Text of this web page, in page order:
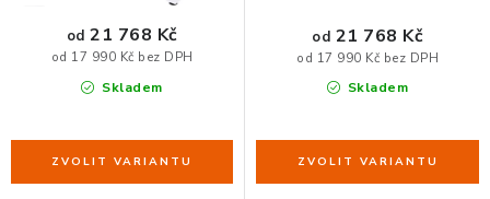
ORGANIZACE KABELŮ
LED STOLNÍ LAMPY
Skladem
od 17 990 Kč bez DPH
od 21 768 Kč
Skladem
od 17 990 Kč bez DPH
od 21 768 Kč